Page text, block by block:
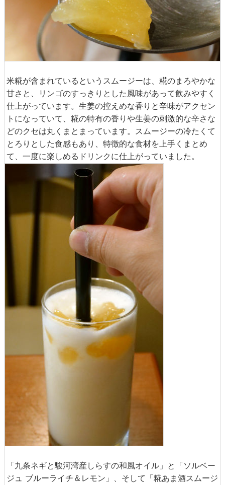
米糀が含まれているというスムージーは、糀のまろやかな
甘さと、リンゴのすっきりとした風味があって飲みやすく
仕上がっています。生姜の控えめな香りと辛味がアクセン
トになっていて、糀の特有の香りや生姜の刺激的な辛さな
どのクセは丸くまとまっています。スムージーの冷たくて
とろりとした食感もあり、特徴的な食材を上手くまとめ
て、一度に楽しめるドリンクに仕上がっていました。
「九条ネギと駿河湾産しらすの和風オイル」と「ソルベー
ジュ ブルーライチ＆レモン」、そして「糀あま酒スムージ